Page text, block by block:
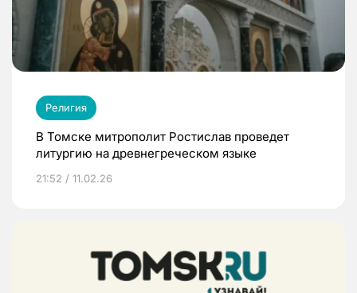
Религия
В Томске митрополит Ростислав проведет
литургию на древнегреческом языке
21:52 / 11.02.26